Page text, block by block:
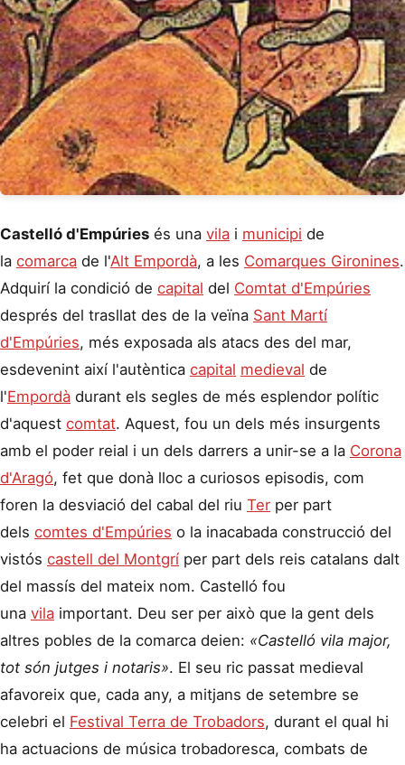
Castelló d'Empúries és una vila i municipi de
la comarca de l'Alt Empordà, a les Comarques Gironines.
Adquirí la condició de capital del Comtat d'Empúries
després del trasllat des de la veïna Sant Martí
d'Empúries, més exposada als atacs des del mar,
esdevenint així l'autèntica capital medieval de
l'Empordà durant els segles de més esplendor polític
d'aquest comtat. Aquest, fou un dels més insurgents
amb el poder reial i un dels darrers a unir-se a la Corona
d'Aragó, fet que donà lloc a curiosos episodis, com
foren la desviació del cabal del riu Ter per part
dels comtes d'Empúries o la inacabada construcció del
vistós castell del Montgrí per part dels reis catalans dalt
del massís del mateix nom. Castelló fou
una vila important. Deu ser per això que la gent dels
altres pobles de la comarca deien: «Castelló vila major,
tot són jutges i notaris». El seu ric passat medieval
afavoreix que, cada any, a mitjans de setembre se
celebri el Festival Terra de Trobadors, durant el qual hi
ha actuacions de música trobadoresca, combats de